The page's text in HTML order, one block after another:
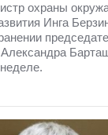
охраны
Инга